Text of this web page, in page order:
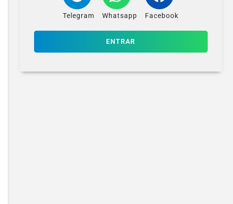
Telegram Whatsapp Facebook
ENTRAR